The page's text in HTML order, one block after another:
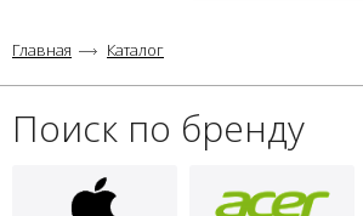
Главная Каталог
Поиск по бренду